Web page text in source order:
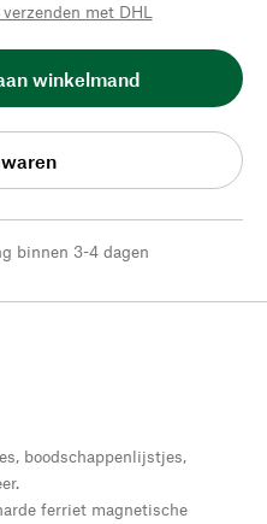
met DHL
winkelmand
binnen 3-4 dagen
boodschappenlijstjes,
ferriet magnetische